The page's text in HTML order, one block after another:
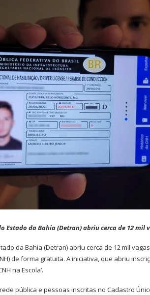
Estado da Bahia (Detran) abriu cerca de 12 mil
da Bahia (Detran) abriu cerca de 12 mil
de forma gratuita. A iniciativa, que abriu
na Escola’.
pública e pessoas inscritas no Cadastro